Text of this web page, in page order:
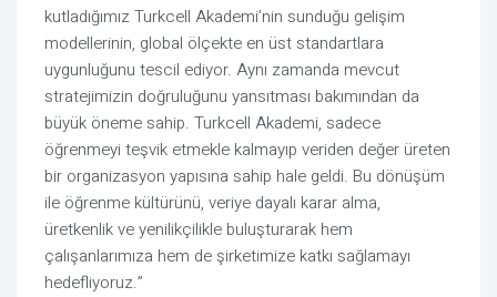
kutladığımız Turkcell Akademi’nin sunduğu gelişim
modellerinin, global ölçekte en üst standartlara
uygunluğunu tescil ediyor. Aynı zamanda mevcut
stratejimizin doğruluğunu yansıtması bakımından da
büyük öneme sahip. Turkcell Akademi, sadece
öğrenmeyi teşvik etmekle kalmayıp veriden değer üreten
bir organizasyon yapısına sahip hale geldi. Bu dönüşüm
ile öğrenme kültürünü, veriye dayalı karar alma,
üretkenlik ve yenilikçilikle buluşturarak hem
çalışanlarımıza hem de şirketimize katkı sağlamayı
hedefliyoruz.”